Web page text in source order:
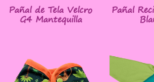
Pañal de Tela Velcro
G4 Mantequilla
Pañal